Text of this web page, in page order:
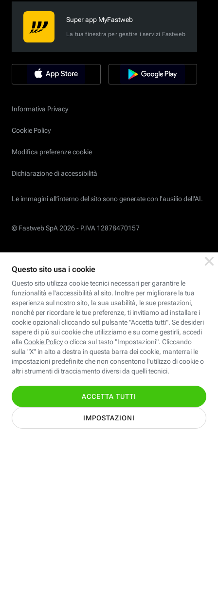
Super app MyFastweb
La tua finestra per gestire i servizi Fastweb
Informativa Privacy
Cookie Policy
Modifica preferenze cookie
Dichiarazione di accessibilità
Le immagini all’interno del sito sono generate con l'ausilio dell'AI.
© Fastweb SpA 2026 - P.IVA 12878470157